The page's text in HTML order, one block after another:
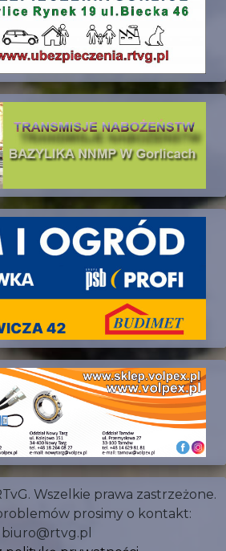
Wszelkie prawa zastrzeżone.
prosimy o kontakt:
biuro@rtvg.pl